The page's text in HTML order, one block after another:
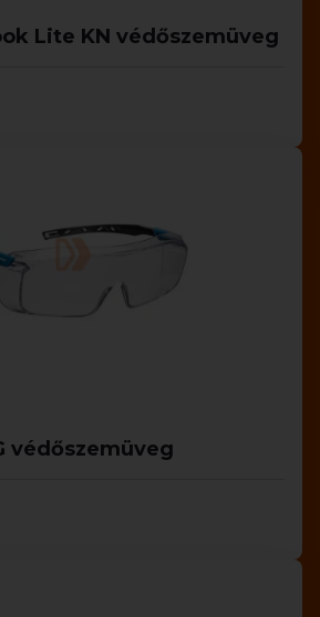
Lite KN védőszemüveg
védőszemüveg